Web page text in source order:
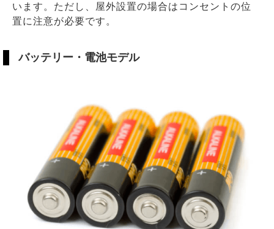
います。ただし、屋外設置の場合はコンセントの位
置に注意が必要です。
バッテリー・電池モデル